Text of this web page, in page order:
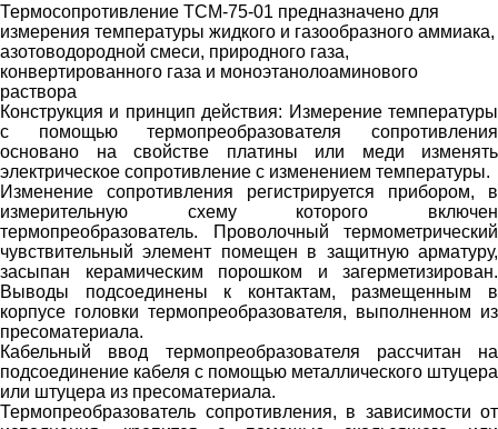
Термосопротивление ТСМ-75-01 предназначено для
измерения температуры жидкого и газообраз­ного аммиака,
азотоводородной смеси, природного газа,
конвертированно­го газа и моноэтанолоаминового
раствора
Конструкция и принцип действия: Измерение температуры
с помощью термопреобразователя сопротив­ления
основано на свойстве платины или меди изменять
электрическое со­противление с изменением температуры.
Изменение сопротивления ре­гистрируется прибором, в
измери­тельную схему которого включен
термопреобразователь. Проволочный термометричес­кий
чувствительный элемент помещен в защитную арматуру,
засыпан керамическим порошком и загерметизирован.
Выводы подсое­динены к контактам, размещен­ным в
корпусе головки термопре­образователя, выполненном из
пресоматериала.
Кабельный ввод термопреоб­разователя рассчитан на
подсоеди­нение кабеля с помощью металли­ческого штуцера
или штуцера из пресоматериала.
Термопреобразователь сопро­тивления, в зависимости от